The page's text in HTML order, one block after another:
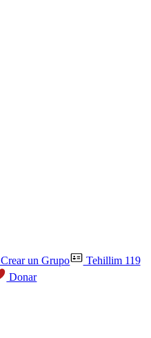
Crear un Grupo
Tehillim 119
Donar